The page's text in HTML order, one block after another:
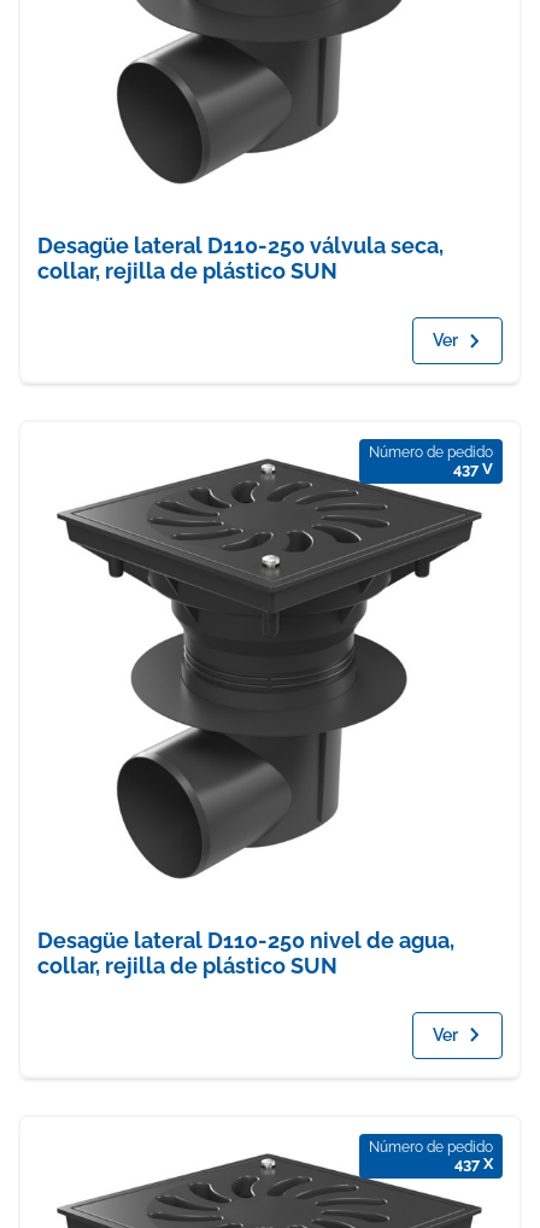
Desagüe lateral D110-250 válvula seca,
collar, rejilla de plástico SUN
Ver
Número de pedido
437 V
Desagüe lateral D110-250 nivel de agua,
collar, rejilla de plástico SUN
Ver
Número de pedido
437 X